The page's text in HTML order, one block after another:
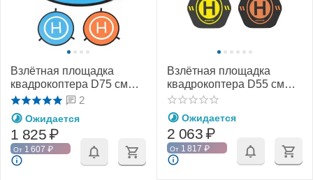
Взлётная площадка
квадрокоптера D75 см
(SunnyLife)
2
Ожидается
1 825₽
От 1 607 ₽
Взлётная площадка
квадрокоптера D55 см
(SunnyLife)
Ожидается
2 063₽
От 1 817 ₽